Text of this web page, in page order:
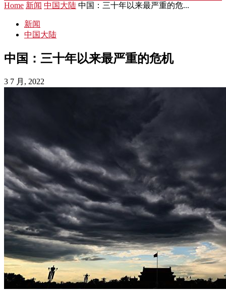
Home 新闻 中国大陆 中国：三十年以来最严重的危...
新闻
中国大陆
中国：三十年以来最严重的危机
3 7 月, 2022